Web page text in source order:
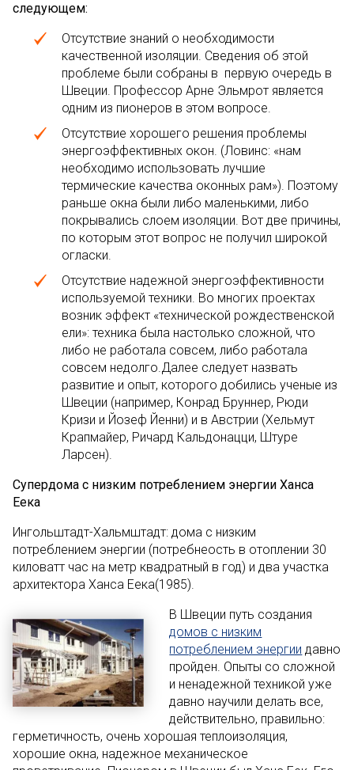
следующем:
Отсутствие знаний о необходимости
качественной изоляции. Сведения об этой
проблеме были собраны в первую очередь в
Швеции. Профессор Арне Эльмрот является
одним из пионеров в этом вопросе.
Отсутствие хорошего решения проблемы
энергоэффективных окон. (Ловинс: «нам
необходимо использовать лучшие
термические качества оконных рам»). Поэтому
раньше окна были либо маленькими, либо
покрывались слоем изоляции. Вот две причины,
по которым этот вопрос не получил широкой
огласки.
Отсутствие надежной энергоэффективности
используемой техники. Во многих проектах
возник эффект «технической рождественской
ели»: техника была настолько сложной, что
либо не работала совсем, либо работала
совсем недолго.Далее следует назвать
развитие и опыт, которого добились ученые из
Швеции (например, Конрад Бруннер, Рюди
Кризи и Йозеф Йенни) и в Австрии (Хельмут
Крапмайер, Ричард Кальдонацци, Штуре
Ларсен).
Супердома с низким потреблением энергии Ханса
Еека
Ингольштадт-Хальмштадт: дома с низким
потреблением энергии (потребнеость в отоплении 30
киловатт час на метр квадратный в год) и два участка
архитектора Ханса Еека(1985).
В Швеции путь создания
домов с низким
потреблением энергии давно
пройден. Опыты со сложной
и ненадежной техникой уже
давно научили делать все,
действительно, правильно:
герметичность, очень хорошая теплоизоляция,
хорошие окна, надежное механическое